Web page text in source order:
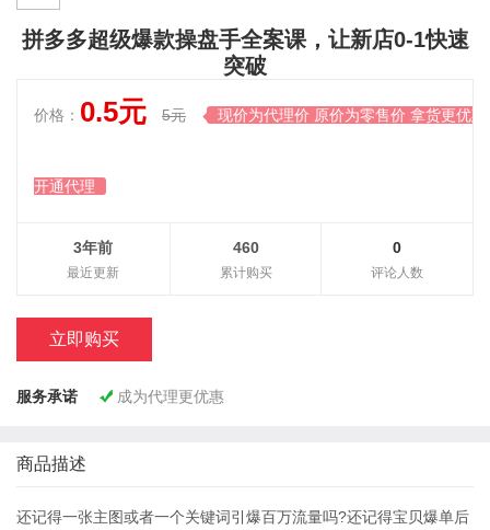
拼多多超级爆款操盘手全案课，让新店0-1快速
突破
价格： 0.5元 5元  现价为代理价 原价为零售价 拿货更优惠
开通代理
0
评论人数
460
累计购买
3年前
最近更新
立即购买
服务承诺  成为代理更优惠
商品描述
还记得一张主图或者一个关键词引爆百万流量吗?还记得宝贝爆单后